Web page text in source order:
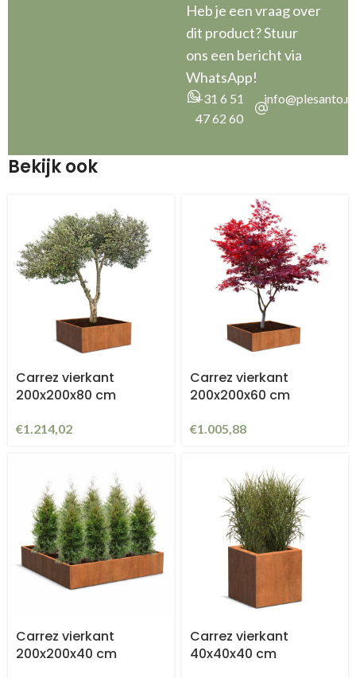
Heb je een vraag over
dit product? Stuur
ons een bericht via
WhatsApp!
+31 6 51
47 62 60
info@plesanto.nl
Bekijk ook
Carrez vierkant
200x200x80 cm
€1.214,02
Carrez vierkant
200x200x60 cm
€1.005,88
Carrez vierkant
200x200x40 cm
Carrez vierkant
40x40x40 cm